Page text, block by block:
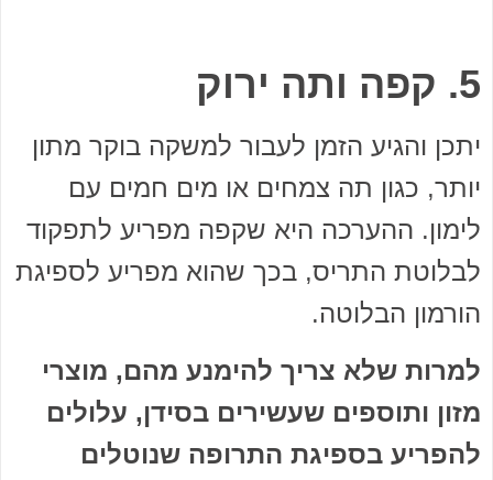
5. קפה ותה ירוק
יתכן והגיע הזמן לעבור למשקה בוקר מתון
יותר, כגון תה צמחים או מים חמים עם
לימון. ההערכה היא שקפה מפריע לתפקוד
לבלוטת התריס, בכך שהוא מפריע לספיגת
הורמון הבלוטה.
למרות שלא צריך להימנע מהם, מוצרי
מזון ותוספים שעשירים בסידן, עלולים
להפריע בספיגת התרופה שנוטלים